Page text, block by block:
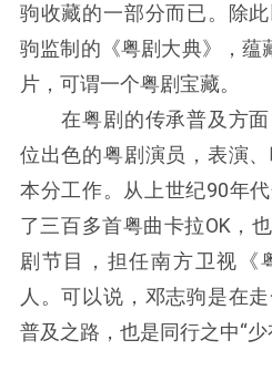
驹收藏的一部分而已。除
驹监制的《粤剧大典》，蕴
片，可谓一个粤剧宝藏。
在粤剧的传承普及方面
位出色的粤剧演员，表演
本分工作。从上世纪90年
了三百多首粤曲卡拉OK，
剧节目，担任南方卫视《
人。可以说，邓志驹是在
普及之路，也是同行之中“少